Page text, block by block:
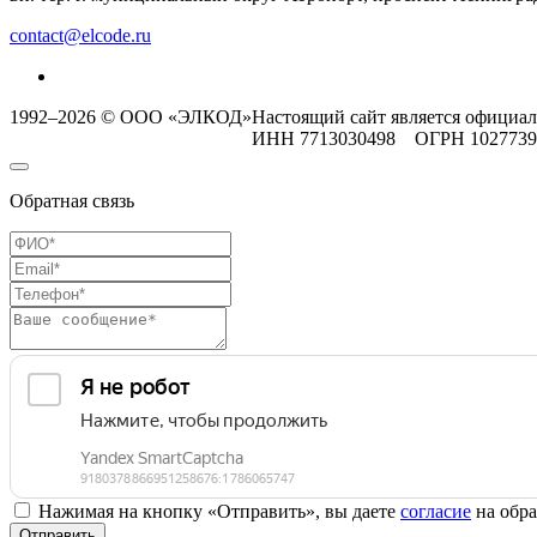
contact@elcode.ru
1992–2026 © ООО «ЭЛКОД»Настоящий сайт является
ИНН 7713030498 ОГРН
Обратная связь
Нажимая на кнопку «Отправить», вы даете согласие на